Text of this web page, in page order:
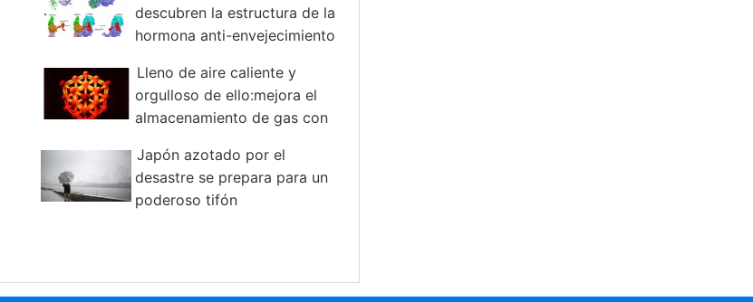
descubren la estructura de la
hormona anti-envejecimiento
Lleno de aire caliente y
orgulloso de ello:mejora el
almacenamiento de gas con
Japón azotado por el
desastre se prepara para un
poderoso tifón